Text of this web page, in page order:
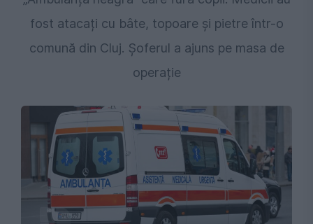
fost atacați cu bâte, topoare și pietre într-o
comună din Cluj. Șoferul a ajuns pe masa de
operație